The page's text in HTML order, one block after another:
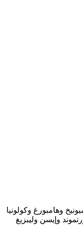
وهامبورغ وكولونيا
وإيسن وليبزيغ